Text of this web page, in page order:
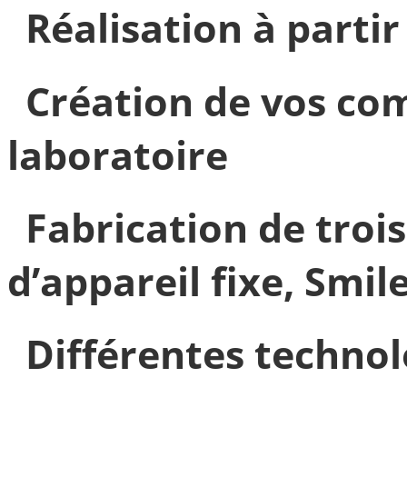
Réalisation à
Création de vos
laboratoire
Fabrication de
d’appareil fixe,
Différentes